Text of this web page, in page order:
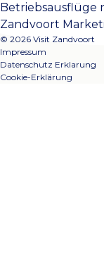
Betriebsausflüge
Zandvoort
© 2026 Visit Zandvoort
Impressum
Datenschutz Erklarung
Cookie-Erklärung